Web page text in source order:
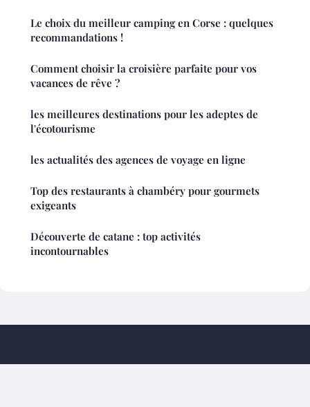
Le choix du meilleur camping en Corse : quelques
recommandations !
Comment choisir la croisière parfaite pour vos
vacances de rêve ?
les meilleures destinations pour les adeptes de
l'écotourisme
les actualités des agences de voyage en ligne
Top des restaurants à chambéry pour gourmets
exigeants
Découverte de catane : top activités
incontournables
Mouflontourisme